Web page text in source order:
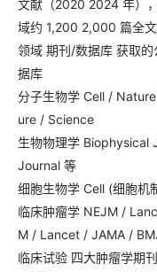
文献（2020 2024 年）
域约 1,200 2,000 篇全文
领域 期刊/数据库 获取
据库
分子生物学 Cell /
ure / Science
生物物理学 Biophysical
Journal 等
细胞生物学 Cell (细胞机
临床肿瘤学 NEJM /
M / Lancet / JAMA /
临床试验 四大肿瘤学期